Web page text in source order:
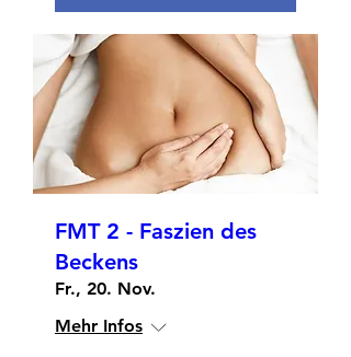
FMT 2 - Faszien des
Beckens
Fr., 20. Nov.
Mehr Infos